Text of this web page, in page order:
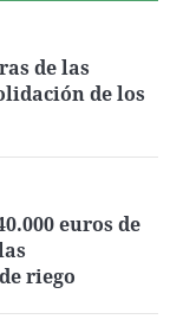
de las
de los
euros de
riego